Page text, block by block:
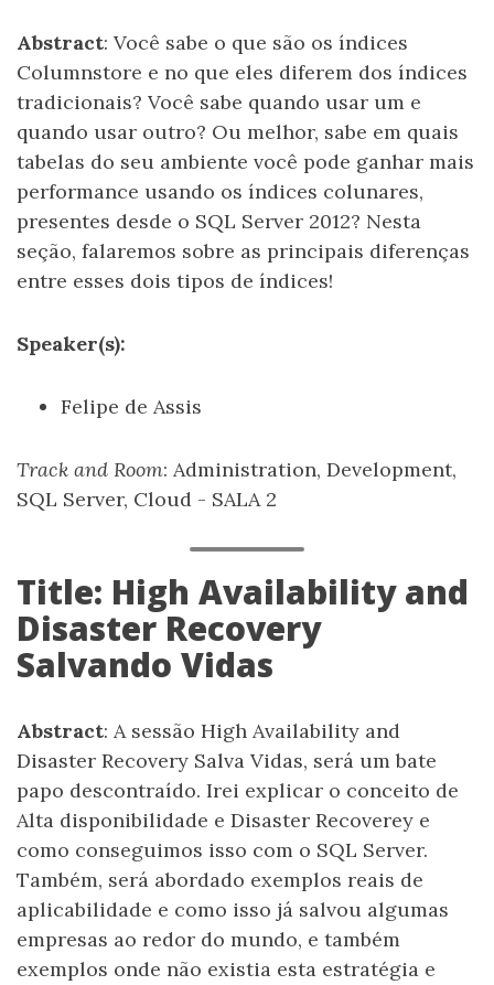
Abstract: Você sabe o que são os índices
Columnstore e no que eles diferem dos índices
tradicionais? Você sabe quando usar um e
quando usar outro? Ou melhor, sabe em quais
tabelas do seu ambiente você pode ganhar mais
performance usando os índices colunares,
presentes desde o SQL Server 2012? Nesta
seção, falaremos sobre as principais diferenças
entre esses dois tipos de índices!
Speaker(s):
Felipe de Assis
Track and Room: Administration, Development,
SQL Server, Cloud - SALA 2
Title: High Availability and
Disaster Recovery
Salvando Vidas
Abstract: A sessão High Availability and
Disaster Recovery Salva Vidas, será um bate
papo descontraído. Irei explicar o conceito de
Alta disponibilidade e Disaster Recoverey e
como conseguimos isso com o SQL Server.
Também, será abordado exemplos reais de
aplicabilidade e como isso já salvou algumas
empresas ao redor do mundo, e também
exemplos onde não existia esta estratégia e